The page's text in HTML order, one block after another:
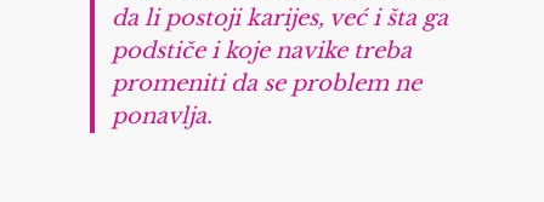
da li postoji karijes, već i šta ga
podstiče i koje navike treba
promeniti da se problem ne
ponavlja.